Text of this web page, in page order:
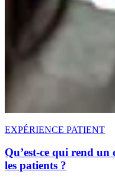
EXPÉRIENCE PATIENT
Qu’est-ce qui rend
les patients ?